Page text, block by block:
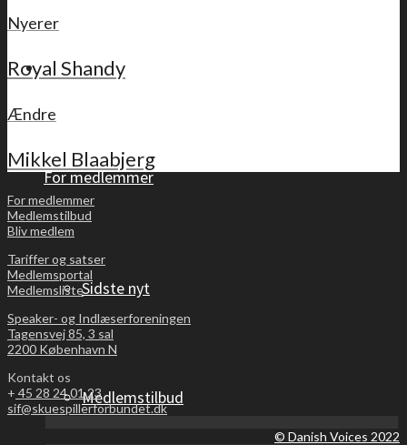
Medlemsliste
For medlemmer
Sidste nyt
Medlemstilbud
Nyerer
Royal Shandy
Ændre
Mikkel Blaabjerg
For medlemmer
Medlemstilbud
Bliv medlem
Tariffer og satser
Medlemsportal
Medlemsliste
Speaker- og Indlæserforeningen
Tagensvej 85, 3 sal
2200 København N
Kontakt os
+ 45 28 24 01 23
sif@skuespillerforbundet.dk
© Danish Voices 2022